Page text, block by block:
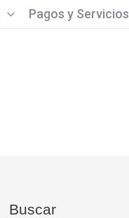
Pagos y Servicios
Buscar